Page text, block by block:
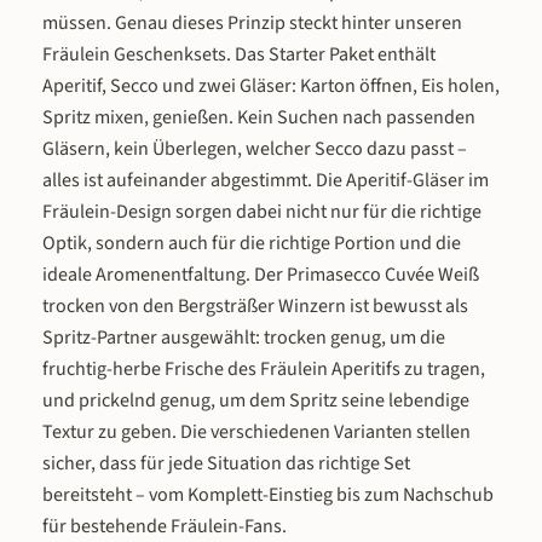
(15 % vol.) hat sich mit seinem
Zusammenspiel aus Grapefruit, Yuzu
und Rosmarin, verfeinert mit Secco, als
moderner Aperitif-Klassiker etabliert.
Das Erfolgsrezept für den „Fräulein
Spritz" – 3 Teile Secco, 2 Teile Fräulein, 1
Teil Soda – ist der beliebteste Drink der
Serie. Genau diese Komposition gibt es
jetzt fertig gemixt in einer Flasche: der
Schlitzer Fräulein Spritz. Dieselbe
fruchtige Frische, dieselben feinen
Kräuternoten, dieselbe prickelnde
Leichtigkeit – nur ohne den Aufwand
des Selbstmixens. So schmeckt der
Fräulein Spritz Der erste Eindruck:
prickelnd und erfrischend. Die herbe
Grapefruit gibt dem Spritz seinen
charakteristischen Bitterton – frisch,
belebend, appetitanregend. Die Yuzu-
Zitrone bringt eine exotische Zitrusnote
feiner Bitternote. Der Fräulein
Ready-to-Drink-Variante (10,5 %
0,75 L) für alle, die sofort
wollen. Winzer Secco als
Ergänzung für den
Spritz. Und die facettierten
Gläser mit großzügigem Kelch für
Grapefruit und Rosmarin. Wählen
Positionen, die Sie brauchen – ob
Flaschen mit Gläsern, das
Spritz-Paket für die nächste Feier
ein individuelles Geschenkset. Für
Anlass die richtige Kombination
Geschenk: Aperitif + Gläser –
einsatzbereit und stilvoll. Für
perfekten Spritz-Abend: Aperitif +
– alles drin zum Mixen und
Für Partys und Feiern: gleich
Flaschen Aperitif und Secco im
müssen. Genau dieses Prinzip steckt hinter unseren
Fräulein Geschenksets. Das Starter Paket enthält
Aperitif, Secco und zwei Gläser: Karton öffnen, Eis holen,
Spritz mixen, genießen. Kein Suchen nach passenden
Gläsern, kein Überlegen, welcher Secco dazu passt –
alles ist aufeinander abgestimmt. Die Aperitif-Gläser im
Fräulein-Design sorgen dabei nicht nur für die richtige
Optik, sondern auch für die richtige Portion und die
ideale Aromenentfaltung. Der Primasecco Cuvée Weiß
trocken von den Bergsträßer Winzern ist bewusst als
Spritz-Partner ausgewählt: trocken genug, um die
fruchtig-herbe Frische des Fräulein Aperitifs zu tragen,
und prickelnd genug, um dem Spritz seine lebendige
Textur zu geben. Die verschiedenen Varianten stellen
sicher, dass für jede Situation das richtige Set
bereitsteht – vom Komplett-Einstieg bis zum Nachschub
für bestehende Fräulein-Fans.